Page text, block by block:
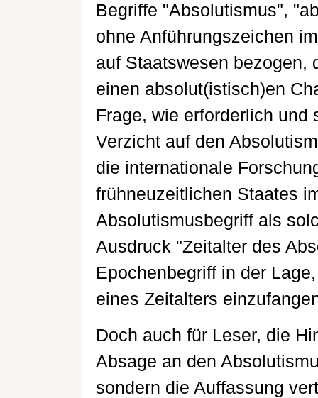
Begriffe "Absolutismus",
ohne Anführungszeichen
auf Staatswesen bezogen,
einen absolut(istisch)en
Frage, wie erforderlich
Verzicht auf den
die internationale
frühneuzeitlichen Staates
Absolutismusbegriff als
Ausdruck "Zeitalter des
Epochenbegriff in der
eines Zeitalters
Doch auch für Leser, die
Absage an den
sondern die Auffassung